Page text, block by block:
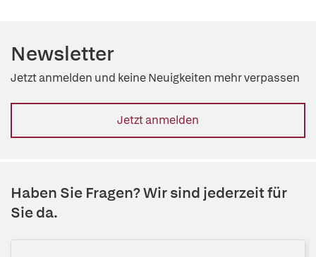
Newsletter
Jetzt anmelden und keine Neuigkeiten mehr verpassen
Jetzt anmelden
Haben Sie Fragen? Wir sind jederzeit für
Sie da.